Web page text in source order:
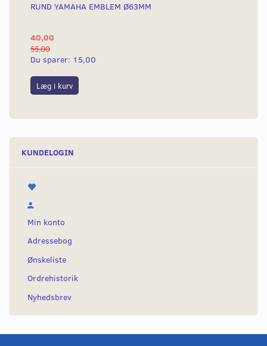
RUND YAMAHA EMBLEM Ø63MM
40,00
55,00
Du sparer: 15,00
Læg i kurv
KUNDELOGIN
Min konto
Adressebog
Ønskeliste
Ordrehistorik
Nyhedsbrev